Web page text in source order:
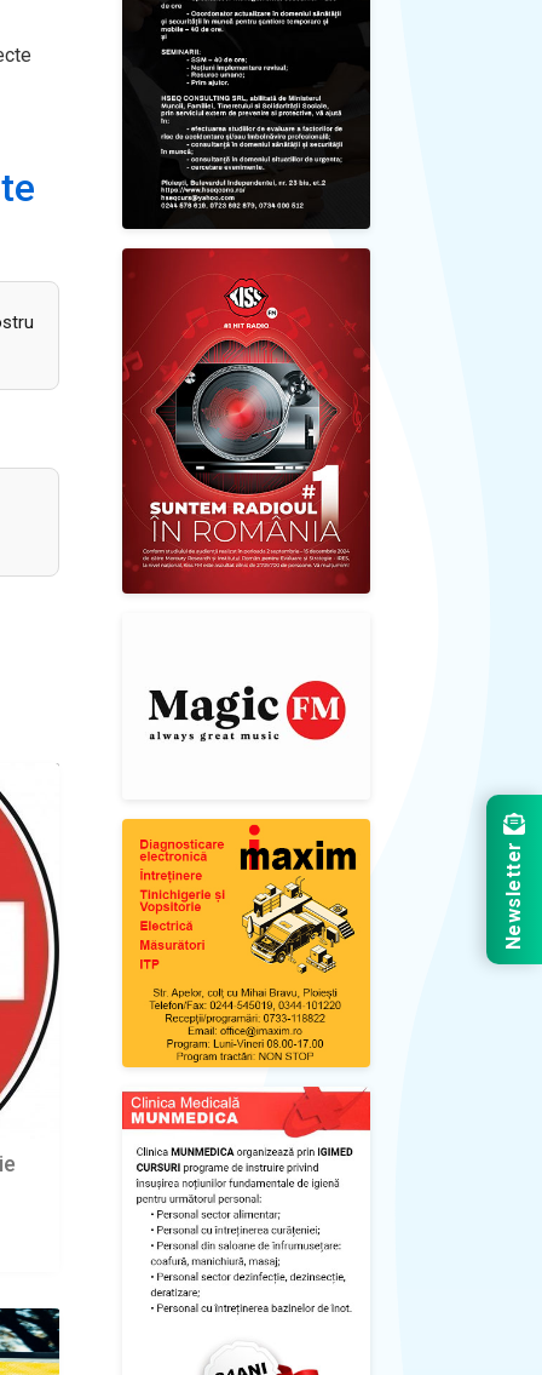
Newsletter